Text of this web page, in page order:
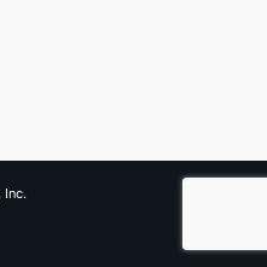
Inc.